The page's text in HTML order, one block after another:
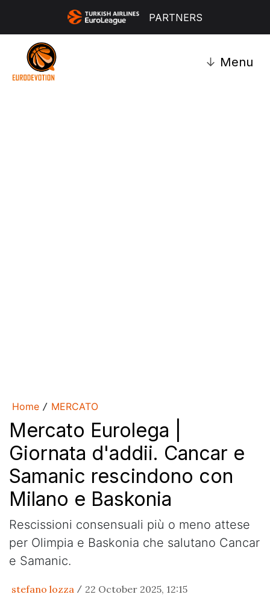
PARTNERS
↓ Menu
Home / MERCATO
Mercato Eurolega |
Giornata d'addii. Cancar e
Samanic rescindono con
Milano e Baskonia
Rescissioni consensuali più o meno attese
per Olimpia e Baskonia che salutano Cancar
e Samanic.
stefano lozza / 22 October 2025, 12:15